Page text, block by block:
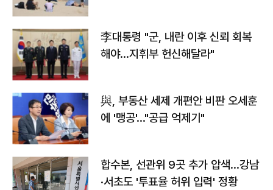
李대통령 "군, 내란 이후 신뢰 회복
해야…지휘부 헌신해달라"
與, 부동산 세제 개편안 비판 오세훈
에 '맹공'…"공급 억제기"
합수본, 선관위 9곳 추가 압색…강남
·서초도 '투표율 허위 입력' 정황